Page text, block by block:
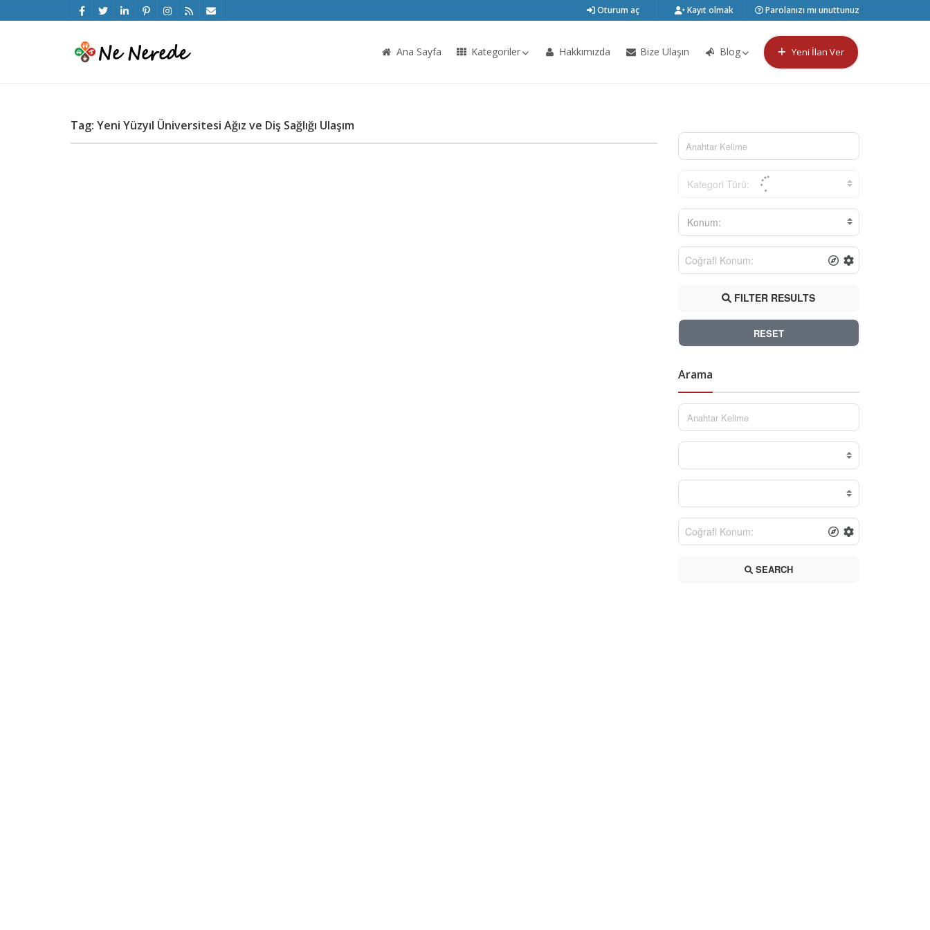
Oturum aç Kayıt olmak Parolanızı mı unuttunuz
Ana Sayfa Kategoriler Hakkımızda Bize Ulaşın Blog Yeni İlan Ver
Tag: Yeni Yüzyıl Üniversitesi Ağız ve Diş Sağlığı Ulaşım
Kategori Türü:
Konum:
FILTER RESULTS
RESET
Arama
SEARCH